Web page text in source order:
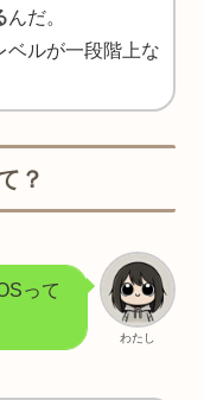
んだ。
ベルが一段階上な
？
わたし
って